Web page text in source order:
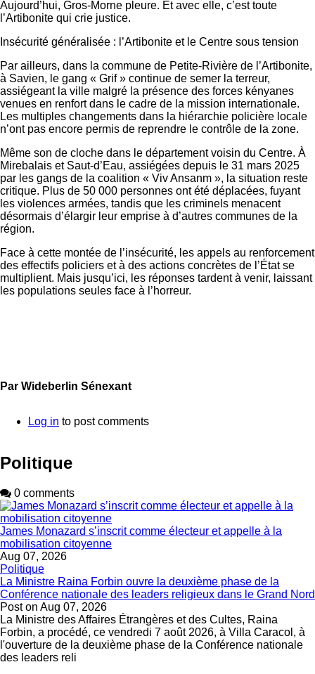
Aujourd’hui, Gros-Morne pleure. Et avec elle, c’est toute
l’Artibonite qui crie justice.
Insécurité généralisée : l’Artibonite et le Centre sous tension
Par ailleurs, dans la commune de Petite-Rivière de l’Artibonite,
à Savien, le gang « Grif » continue de semer la terreur,
assiégeant la ville malgré la présence des forces kényanes
venues en renfort dans le cadre de la mission internationale.
Les multiples changements dans la hiérarchie policière locale
n’ont pas encore permis de reprendre le contrôle de la zone.
Même son de cloche dans le département voisin du Centre. À
Mirebalais et Saut-d’Eau, assiégées depuis le 31 mars 2025
par les gangs de la coalition « Viv Ansanm », la situation reste
critique. Plus de 50 000 personnes ont été déplacées, fuyant
les violences armées, tandis que les criminels menacent
désormais d’élargir leur emprise à d’autres communes de la
région.
Face à cette montée de l’insécurité, les appels au renforcement
des effectifs policiers et à des actions concrètes de l’État se
multiplient. Mais jusqu’ici, les réponses tardent à venir, laissant
les populations seules face à l’horreur.
Par Wideberlin Sénexant
Log in to post comments
Politique
0 comments
James Monazard s’inscrit comme électeur et appelle à la
mobilisation citoyenne
Aug 07, 2026
Politique
La Ministre Raina Forbin ouvre la deuxième phase de la
Conférence nationale des leaders religieux dans le Grand Nord
Post on Aug 07, 2026
La Ministre des Affaires Étrangères et des Cultes, Raina
Forbin, a procédé, ce vendredi 7 août 2026, à Villa Caracol, à
l'ouverture de la deuxième phase de la Conférence nationale
des leaders reli